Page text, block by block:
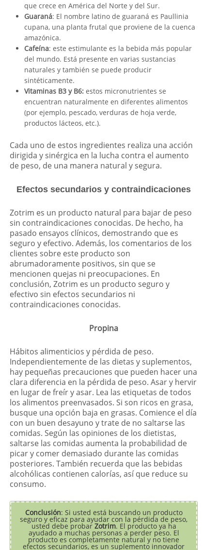
que crece en América del Norte y del Sur.
Guaraná: El nombre latino de guaraná es Paullinia
cupana, una planta frutal que proviene de la cuenca
amazónica.
Cafeína: este estimulante es la bebida más popular
del mundo. Está presente en varias sustancias
naturales y también se puede producir
sintéticamente.
Vitaminas B3 y B6: estos micronutrientes se
encuentran naturalmente en diferentes alimentos
(por ejemplo, pescado, verduras de hoja verde,
productos lácteos, etc.).
Cada uno de estos ingredientes realiza una acción
dirigida y sinérgica en la lucha contra el aumento
de peso, de una manera natural y segura.
Efectos secundarios y contraindicaciones
Zotrim es un producto natural para bajar de peso
sin contraindicaciones conocidas. De hecho, ha
pasado ensayos clínicos, demostrando que es
seguro y efectivo. Además, los comentarios de los
clientes sobre este producto son
abrumadoramente positivos, sin que se
mencionen quejas ni preocupaciones. En
conclusión, Zotrim es un producto seguro y
efectivo sin efectos secundarios ni
contraindicaciones conocidas.
Propina
Hábitos alimenticios y pérdida de peso.
Independientemente de las dietas y suplementos,
hay pequeñas precauciones que pueden hacer una
clara diferencia en la pérdida de peso. Asar y hervir
en lugar de freír y asar. Lea las etiquetas de todos
los alimentos preenvasados. Si son ricos en grasa,
busque una opción baja en grasas. Comience el día
con un buen desayuno y trate de no saltarse las
comidas. Según las opiniones de los dietistas,
saltarse las comidas aumenta la probabilidad de
picar y comer demasiado durante las comidas
posteriores. También recuerda que las bebidas
alcohólicas contienen calorías, así que reduce su
consumo.
Conclusión: Si usted está buscando un producto
seguro y eficaz para ayudar con la pérdida de peso,
usted debe probar Zotrim. El producto ya ha
ayudado a muchas personas a perder peso. El
producto es completamente natural y no tiene
efectos secundarios, es un suplemento innovador